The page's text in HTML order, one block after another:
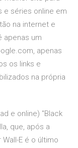
e séries online em
na internet e
apenas um
apenas
os links e
na própria
e online) "Black
que, após a
E é o último